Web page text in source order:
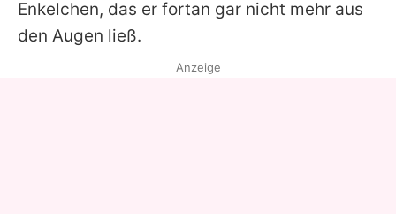
Enkelchen, das er fortan gar nicht mehr aus
den Augen ließ.
Anzeige